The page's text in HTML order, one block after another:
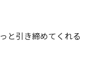
と引き締めてくれる